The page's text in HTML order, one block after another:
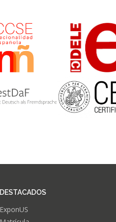
DESTACADOS
ExponUS